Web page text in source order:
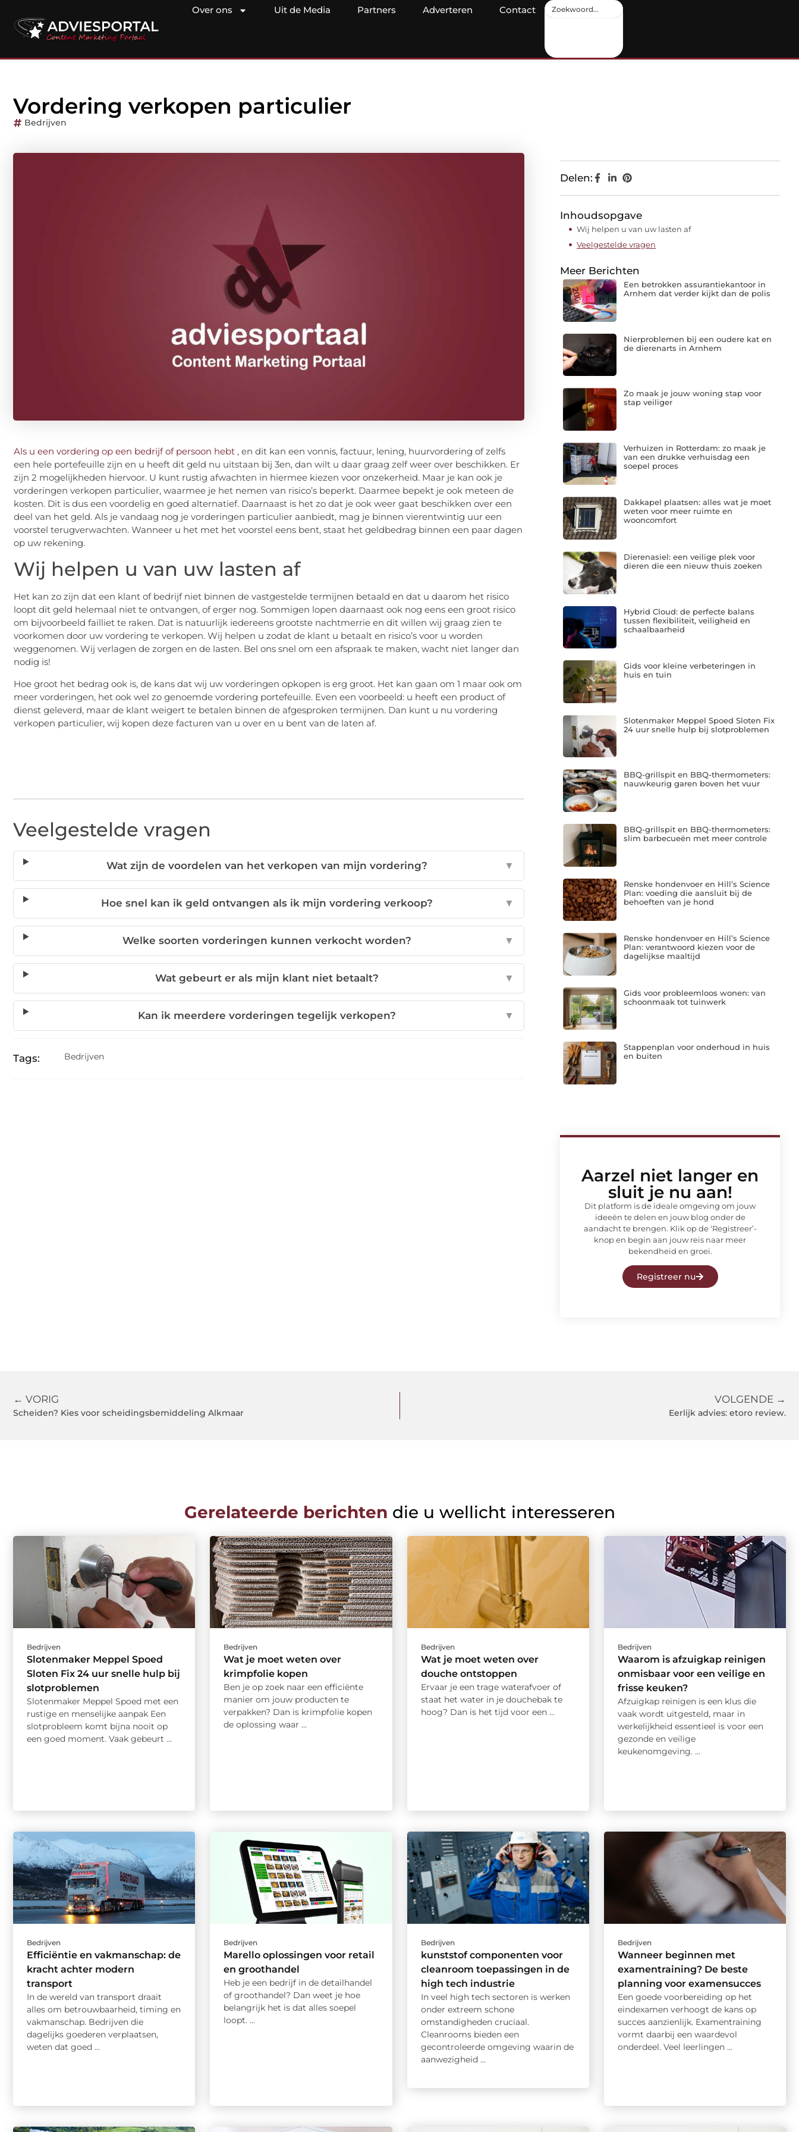
Over ons Uit de Media Partners Adverteren Contact
Vordering verkopen particulier
Bedrijven
Als u een vordering op een bedrijf of persoon hebt , en dit kan een vonnis, factuur, lening, huurvordering of zelfs
een hele portefeuille zijn en u heeft dit geld nu uitstaan bij 3en, dan wilt u daar graag zelf weer over beschikken. Er
zijn 2 mogelijkheden hiervoor. U kunt rustig afwachten in hiermee kiezen voor onzekerheid. Maar je kan ook je
vorderingen verkopen particulier, waarmee je het nemen van risico’s beperkt. Daarmee bepekt je ook meteen de
kosten. Dit is dus een voordelig en goed alternatief. Daarnaast is het zo dat je ook weer gaat beschikken over een
deel van het geld. Als je vandaag nog je vorderingen particulier aanbiedt, mag je binnen vierentwintig uur een
voorstel terugverwachten. Wanneer u het met het voorstel eens bent, staat het geldbedrag binnen een paar dagen
op uw rekening.
Wij helpen u van uw lasten af
Het kan zo zijn dat een klant of bedrijf niet binnen de vastgestelde termijnen betaald en dat u daarom het risico
loopt dit geld helemaal niet te ontvangen, of erger nog. Sommigen lopen daarnaast ook nog eens een groot risico
om bijvoorbeeld failliet te raken. Dat is natuurlijk iedereens grootste nachtmerrie en dit willen wij graag zien te
voorkomen door uw vordering te verkopen. Wij helpen u zodat de klant u betaalt en risico’s voor u worden
weggenomen. Wij verlagen de zorgen en de lasten. Bel ons snel om een afspraak te maken, wacht niet langer dan
nodig is!
Hoe groot het bedrag ook is, de kans dat wij uw vorderingen opkopen is erg groot. Het kan gaan om 1 maar ook om
meer vorderingen, het ook wel zo genoemde vordering portefeuille. Even een voorbeeld: u heeft een product of
dienst geleverd, maar de klant weigert te betalen binnen de afgesproken termijnen. Dan kunt u nu vordering
verkopen particulier, wij kopen deze facturen van u over en u bent van de laten af.
Veelgestelde vragen
Wat zijn de voordelen van het verkopen van mijn vordering? ▼
Hoe snel kan ik geld ontvangen als ik mijn vordering verkoop? ▼
Welke soorten vorderingen kunnen verkocht worden? ▼
Wat gebeurt er als mijn klant niet betaalt? ▼
Kan ik meerdere vorderingen tegelijk verkopen? ▼
Tags: Bedrijven
Delen:
Inhoudsopgave
Wij helpen u van uw lasten af
Veelgestelde vragen
Meer Berichten
Een betrokken assurantiekantoor in
Arnhem dat verder kijkt dan de polis
Nierproblemen bij een oudere kat en
de dierenarts in Arnhem
Zo maak je jouw woning stap voor
stap veiliger
Verhuizen in Rotterdam: zo maak je
van een drukke verhuisdag een
soepel proces
Dakkapel plaatsen: alles wat je moet
weten voor meer ruimte en
wooncomfort
Dierenasiel: een veilige plek voor
dieren die een nieuw thuis zoeken
Hybrid Cloud: de perfecte balans
tussen flexibiliteit, veiligheid en
schaalbaarheid
Gids voor kleine verbeteringen in
huis en tuin
Slotenmaker Meppel Spoed Sloten Fix
24 uur snelle hulp bij slotproblemen
BBQ-grillspit en BBQ-thermometers:
nauwkeurig garen boven het vuur
BBQ-grillspit en BBQ-thermometers:
slim barbecueën met meer controle
Renske hondenvoer en Hill’s Science
Plan: voeding die aansluit bij de
behoeften van je hond
Renske hondenvoer en Hill’s Science
Plan: verantwoord kiezen voor de
dagelijkse maaltijd
Gids voor probleemloos wonen: van
schoonmaak tot tuinwerk
Stappenplan voor onderhoud in huis
en buiten
Aarzel niet langer en
sluit je nu aan!
Dit platform is de ideale omgeving om jouw
ideeën te delen en jouw blog onder de
aandacht te brengen. Klik op de ‘Registreer’-
knop en begin aan jouw reis naar meer
bekendheid en groei.
Registreer nu
← VORIG
Scheiden? Kies voor scheidingsbemiddeling Alkmaar
VOLGENDE →
Eerlijk advies: etoro review.
Gerelateerde berichten die u wellicht interesseren
Bedrijven
Slotenmaker Meppel Spoed
Sloten Fix 24 uur snelle hulp bij
slotproblemen
Slotenmaker Meppel Spoed met een
rustige en menselijke aanpak Een
slotprobleem komt bijna nooit op
een goed moment. Vaak gebeurt ...
Bedrijven
Wat je moet weten over
krimpfolie kopen
Ben je op zoek naar een efficiënte
manier om jouw producten te
verpakken? Dan is krimpfolie kopen
de oplossing waar ...
Bedrijven
Wat je moet weten over
douche ontstoppen
Ervaar je een trage waterafvoer of
staat het water in je douchebak te
hoog? Dan is het tijd voor een ...
Bedrijven
Waarom is afzuigkap reinigen
onmisbaar voor een veilige en
frisse keuken?
Afzuigkap reinigen is een klus die
vaak wordt uitgesteld, maar in
werkelijkheid essentieel is voor een
gezonde en veilige
keukenomgeving. ...
Bedrijven
Efficiëntie en vakmanschap: de
kracht achter modern
transport
In de wereld van transport draait
alles om betrouwbaarheid, timing en
vakmanschap. Bedrijven die
dagelijks goederen verplaatsen,
weten dat goed ...
Bedrijven
Marello oplossingen voor retail
en groothandel
Heb je een bedrijf in de detailhandel
of groothandel? Dan weet je hoe
belangrijk het is dat alles soepel
loopt. ...
Bedrijven
kunststof componenten voor
cleanroom toepassingen in de
high tech industrie
In veel high tech sectoren is werken
onder extreem schone
omstandigheden cruciaal.
Cleanrooms bieden een
gecontroleerde omgeving waarin de
aanwezigheid ...
Bedrijven
Wanneer beginnen met
examentraining? De beste
planning voor examensucces
Een goede voorbereiding op het
eindexamen verhoogt de kans op
succes aanzienlijk. Examentraining
vormt daarbij een waardevol
onderdeel. Veel leerlingen ...